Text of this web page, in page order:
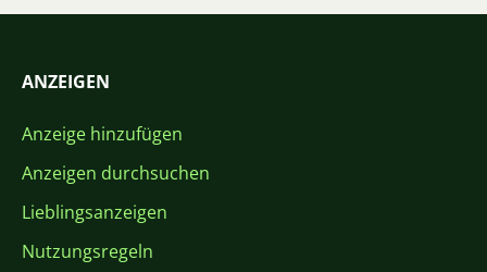
ANZEIGEN
Anzeige hinzufügen
Anzeigen durchsuchen
Lieblingsanzeigen
Nutzungsregeln